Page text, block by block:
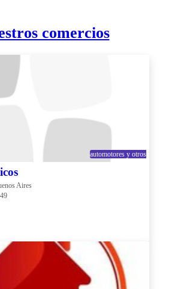
comercios
automotores y otros
Aires